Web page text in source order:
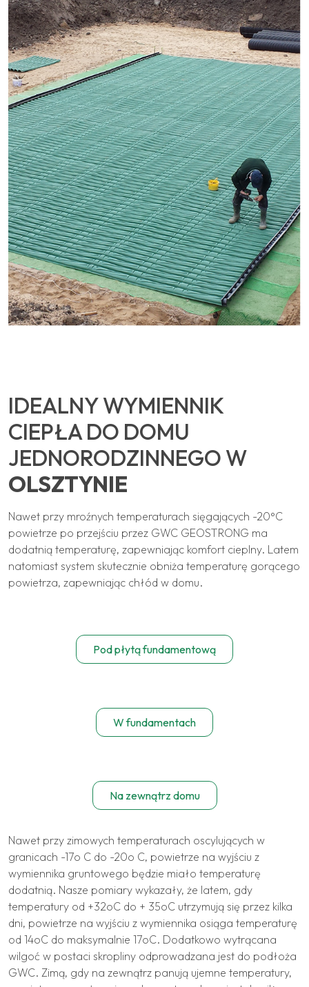
IDEALNY WYMIENNIK
CIEPŁA DO DOMU
JEDNORODZINNEGO W
OLSZTYNIE
Nawet przy mroźnych temperaturach sięgających -20°C
powietrze po przejściu przez GWC GEOSTRONG ma
dodatnią temperaturę, zapewniając komfort cieplny. Latem
natomiast system skutecznie obniża temperaturę gorącego
powietrza, zapewniając chłód w domu.
Pod płytą fundamentową
W fundamentach
Na zewnątrz domu
Nawet przy zimowych temperaturach oscylujących w
granicach -17o C do -20o C, powietrze na wyjściu z
wymiennika gruntowego będzie miało temperaturę
dodatnią. Nasze pomiary wykazały, że latem, gdy
temperatury od +32oC do + 35oC utrzymują się przez kilka
dni, powietrze na wyjściu z wymiennika osiąga temperaturę
od 14oC do maksymalnie 17oC. Dodatkowo wytrącana
wilgoć w postaci skropliny odprowadzana jest do podłoża
GWC. Zimą, gdy na zewnątrz panują ujemne temperatury,